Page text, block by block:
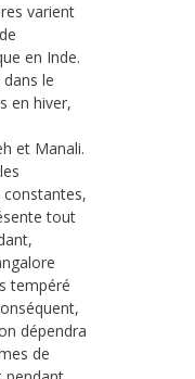
varient
en Inde.
le
en hiver,
et Manali.
tout
tempéré
dépendra
de